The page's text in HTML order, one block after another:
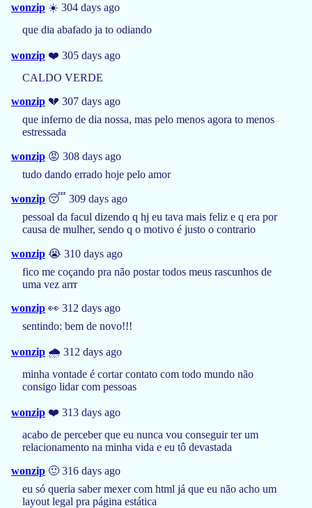
wonzip ☀️ 304 days ago
que dia abafado ja to odiando
wonzip ❤️ 305 days ago
CALDO VERDE
wonzip 💔 307 days ago
que inferno de dia nossa, mas pelo menos agora to menos
estressada
wonzip 😡 308 days ago
tudo dando errado hoje pelo amor
wonzip 😴 309 days ago
pessoal da facul dizendo q hj eu tava mais feliz e q era por
causa de mulher, sendo q o motivo é justo o contrario
wonzip 😭 310 days ago
fico me coçando pra não postar todos meus rascunhos de
uma vez arrr
wonzip 👀 312 days ago
sentindo: bem de novo!!!
wonzip 🌧️ 312 days ago
minha vontade é cortar contato com todo mundo não
consigo lidar com pessoas
wonzip ❤️ 313 days ago
acabo de perceber que eu nunca vou conseguir ter um
relacionamento na minha vida e eu tô devastada
wonzip 🙂 316 days ago
eu só queria saber mexer com html já que eu não acho um
layout legal pra página estática